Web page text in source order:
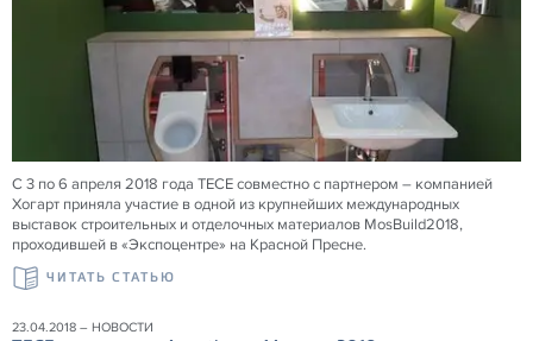
С 3 по 6 апреля 2018 года ТЕСЕ совместно с партнером – компанией
Хогарт приняла участие в одной из крупнейших международных
выставок строительных и отделочных материалов MosBuild2018,
проходившей в «Экспоцентре» на Красной Пресне.
ЧИТАТЬ СТАТЬЮ
23.04.2018 – НОВОСТИ